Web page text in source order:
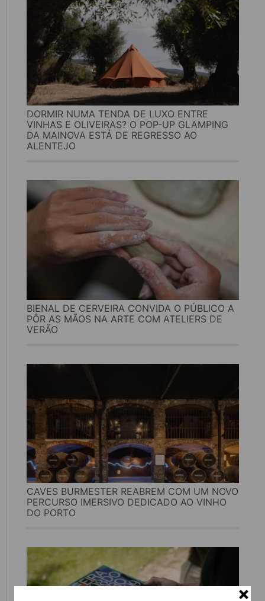
DORMIR NUMA TENDA DE LUXO ENTRE
VINHAS E OLIVEIRAS? O POP-UP GLAMPING
DA MAINOVA ESTÁ DE REGRESSO AO
ALENTEJO
BIENAL DE CERVEIRA CONVIDA O PÚBLICO A
PÔR AS MÃOS NA ARTE COM ATELIERS DE
VERÃO
CAVES BURMESTER REABREM COM UM NOVO
PERCURSO IMERSIVO DEDICADO AO VINHO
DO PORTO